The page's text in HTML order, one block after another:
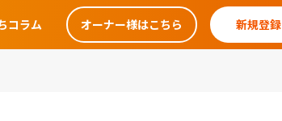
コラム オーナー様はこちら 新規登録